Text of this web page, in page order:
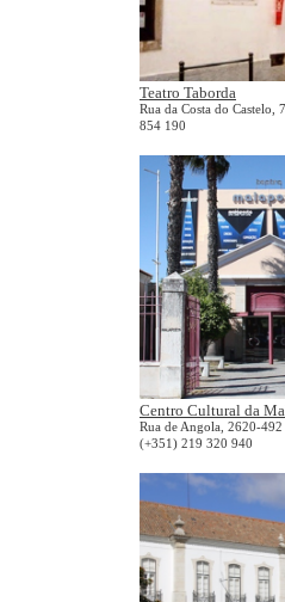
Teatro Taborda
Rua da Costa do Castelo,
854 190
Centro Cultural da
Rua de Angola, 2620-492
(+351) 219 320 940